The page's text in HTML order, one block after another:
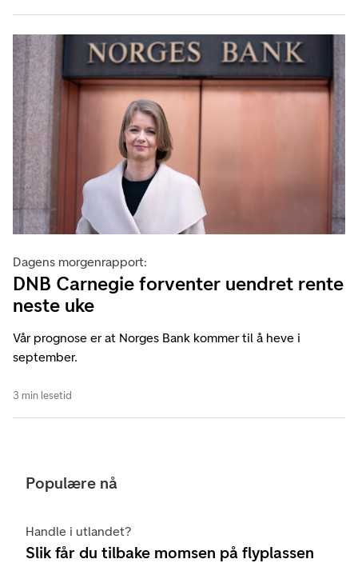
Dagens morgenrapport:
DNB Carnegie forventer uendret rente
neste uke
Vår prognose er at Norges Bank kommer til å heve i
september.
3 min lesetid
Populære nå
Handle i utlandet?
Slik får du tilbake momsen på flyplassen